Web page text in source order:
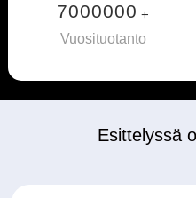
7000000 +
Vuosituotanto
Esittelyssä